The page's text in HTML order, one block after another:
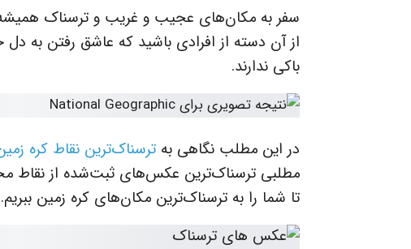
سفر به مکان‌های عجیب و غریب و ترسناک
از آن دسته از افرادی باشید که عاشق رفتن به
باکی ندارند.
در این مطلب نگاهی به ترسناک‌ترین نقاط کره
مطلبی ترسناک‌ترین عکس‌های ثبت‌شده از نقاط
تا شما را به ترسناک‌ترین مکان‌های کره زمین ببریم.